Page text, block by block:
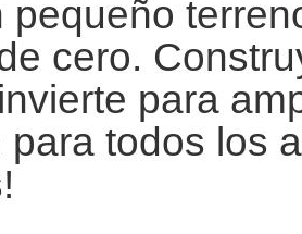
pequeño
cero.
para
para todos los